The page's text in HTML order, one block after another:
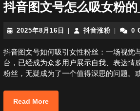
抖音图文号怎么吸女粉
2025年8月16日
2025
8
月
16
日
抖音涨粉抖
涨
粉
0
抖音图文号如何吸引女性粉丝：一场视觉
台，已经成为众多用户展示自我、表达情
粉丝，无疑成为了一个值得深思的问题。
Read MoreRead